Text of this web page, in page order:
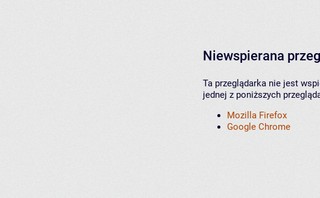
Niewspierana
Ta przeglądarka nie jest
jednej z poniższych
Mozilla Firefox
Google Chrome